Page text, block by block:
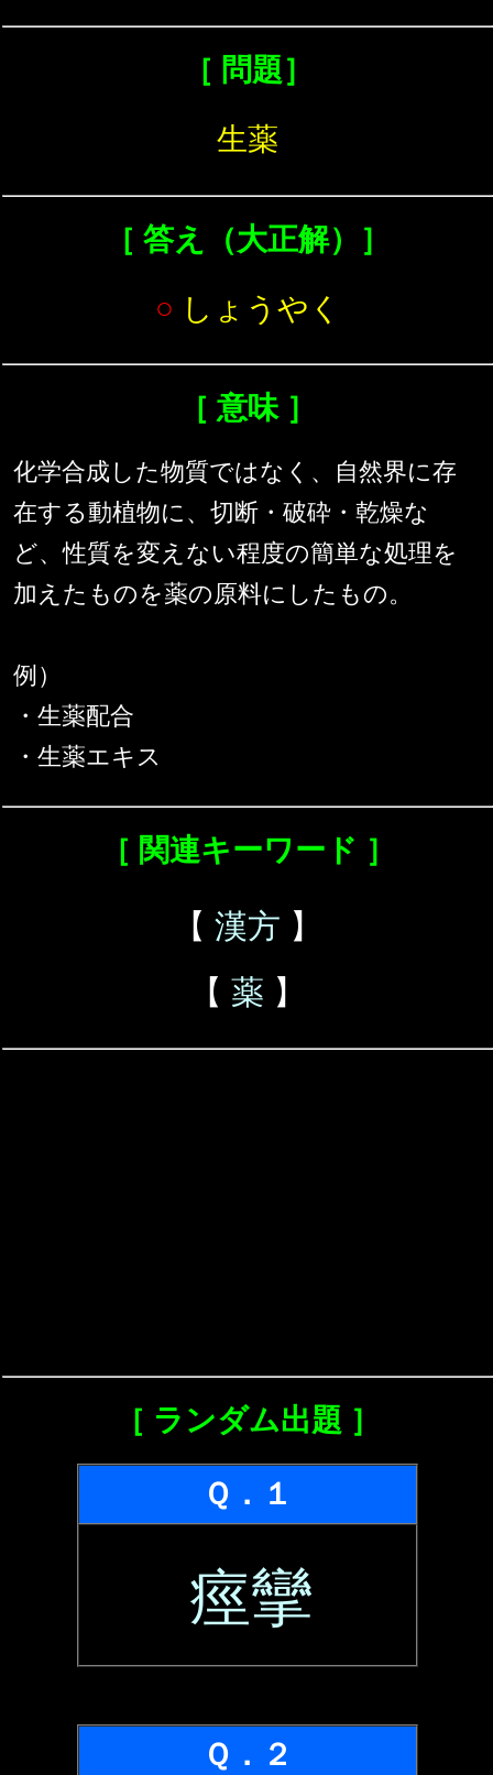
［ 問題］
生薬
［ 答え（大正解）］
○ しょうやく
［ 意味 ］
化学合成した物質ではなく、自然界に存
在する動植物に、切断・破砕・乾燥な
ど、性質を変えない程度の簡単な処理を
加えたものを薬の原料にしたもの。
例）
・生薬配合
・生薬エキス
［ 関連キーワード ］
【 漢方 】
【 薬 】
［ ランダム出題 ］
Ｑ．１
痙攣
Ｑ．２